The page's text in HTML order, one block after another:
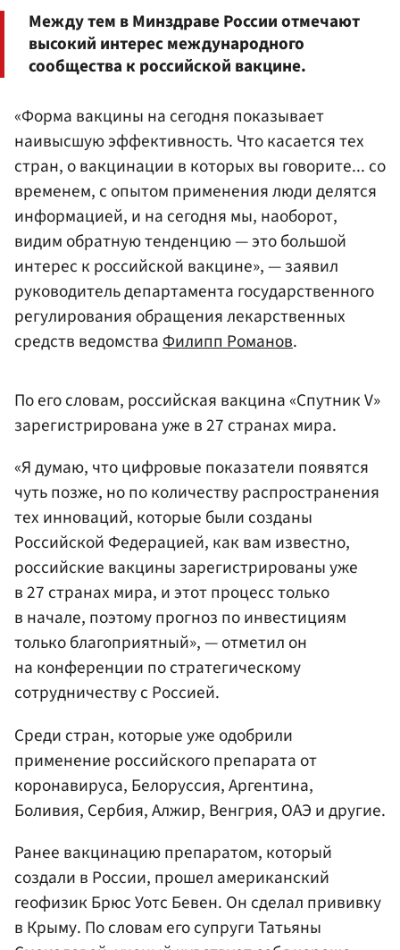
Между тем в Минздраве России отмечают
высокий интерес международного
сообщества к российской вакцине.
«Форма вакцины на сегодня показывает
наивысшую эффективность. Что касается тех
стран, о вакцинации в которых вы говорите... со
временем, с опытом применения люди делятся
информацией, и на сегодня мы, наоборот,
видим обратную тенденцию — это большой
интерес к российской вакцине», — заявил
руководитель департамента государственного
регулирования обращения лекарственных
средств ведомстваФилипп Романов.
По его словам, российская вакцина «Спутник V»
зарегистрирована уже в 27 странах мира.
«Я думаю, что цифровые показатели появятся
чуть позже, но по количеству распространения
тех инноваций, которые были созданы
Российской Федерацией, как вам известно,
российские вакцины зарегистрированы уже
в 27 странах мира, и этот процесс только
в начале, поэтому прогноз по инвестициям
только благоприятный», — отметил он
на конференции по стратегическому
сотрудничеству с Россией.
Среди стран, которые уже одобрили
применение российского препарата от
коронавируса, Белоруссия, Аргентина,
Боливия, Сербия, Алжир, Венгрия, ОАЭ и другие.
Ранее вакцинацию препаратом, который
создали в России, прошел американский
геофизик Брюс Уотс Бевен. Он сделал прививку
в Крыму. По словам его супруги Татьяны